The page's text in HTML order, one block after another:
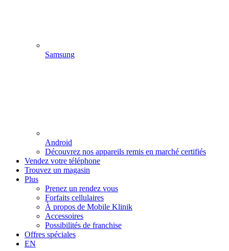
Samsung
Android
Découvrez nos appareils remis en marché certifiés
Vendez votre téléphone
Trouvez un magasin
Plus
Prenez un rendez vous
Forfaits cellulaires
À propos de Mobile Klinik
Accessoires
Possibilités de franchise
Offres spéciales
EN